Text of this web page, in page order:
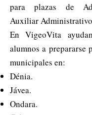
para plazas de
Auxiliar
En VigeoVita
alumnos a prepararse
municipales en:
Dénia.
Jávea.
Ondara.